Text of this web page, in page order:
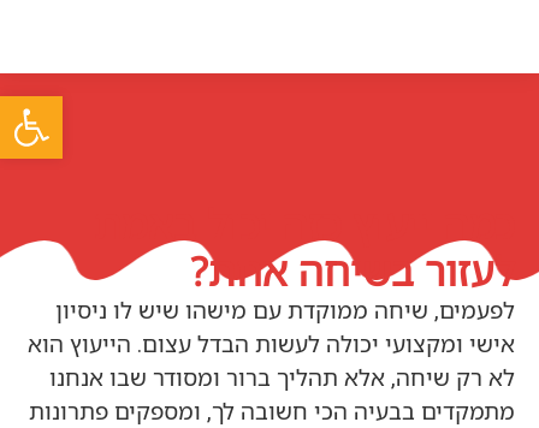
לעזור בשיחה אחת?
לפעמים, שיחה ממוקדת עם מישהו שיש לו ניסיון
אישי ומקצועי יכולה לעשות הבדל עצום. הייעוץ הוא
לא רק שיחה, אלא תהליך ברור ומסודר שבו אנחנו
מתמקדים בבעיה הכי חשובה לך, ומספקים פתרונות
פתח